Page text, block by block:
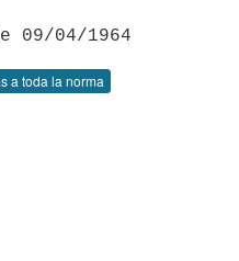
a toda la norma